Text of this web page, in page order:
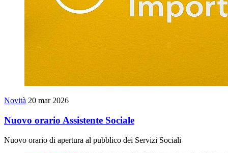
Novità 20 mar 2026
Nuovo orario Assistente Sociale
Nuovo orario di apertura al pubblico dei Servizi Sociali